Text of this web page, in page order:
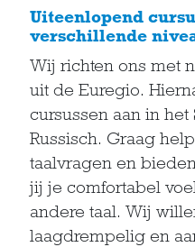
Uiteenlopend
verschillende
Wij richten ons met
uit de Euregio.
cursussen aan in het
Russisch. Graag
taalvragen en
jij je comfortabel
andere taal. Wij
laagdrempelig en